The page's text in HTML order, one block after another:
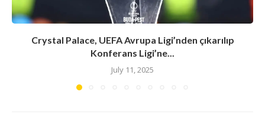
Crystal Palace, UEFA Avrupa Ligi’nden çıkarılıp
Konferans Ligi’ne...
July 11, 2025